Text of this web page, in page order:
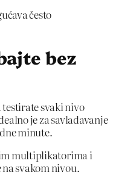
često
bez
testirate svaki nivo
je za savladavanje
minute.
multiplikatorima i
svakom nivou.